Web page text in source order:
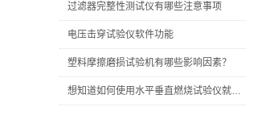
过滤器完整性测试仪有哪些注意事项
电压击穿试验仪软件功能
塑料摩擦磨损试验机有哪些影响因素？
想知道如何使用水平垂直燃烧试验仪就看看这些吧